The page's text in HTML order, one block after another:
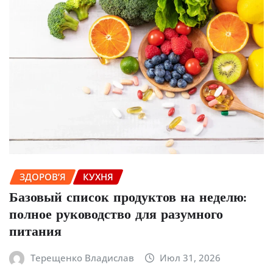
ЗДОРОВ’Я КУХНЯ
Базовый список продуктов на неделю:
полное руководство для разумного
питания
Терещенко Владислав Июл 31, 2026